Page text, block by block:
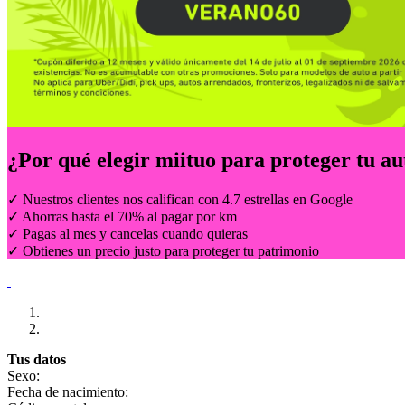
¿Por qué elegir miituo para proteger tu
✓ Nuestros clientes nos califican con 4.7 estrellas en Google
✓ Ahorras hasta el 70% al pagar por km
✓ Pagas al mes y cancelas cuando quieras
✓ Obtienes un precio justo para proteger tu patrimonio
Tus datos
Sexo:
Fecha de nacimiento: